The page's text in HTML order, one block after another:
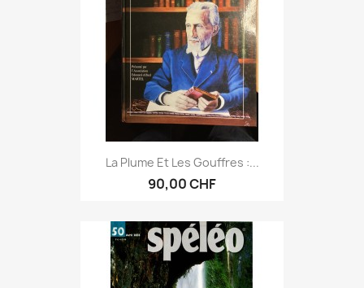
La Plume Et Les Gouffres :...
90,00 CHF